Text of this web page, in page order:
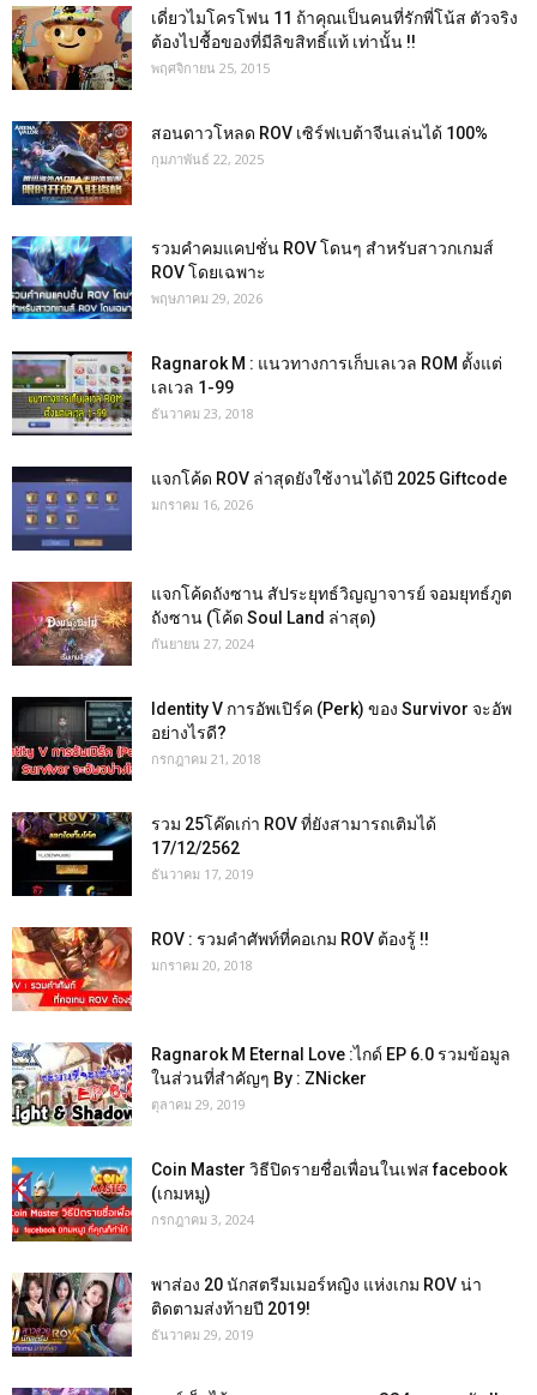
เดี่ยวไมโครโฟน 11 ถ้าคุณเป็นคนที่รักพี่โน้ส ตัวจริง
ต้องไปชื้อของที่มีลิขสิทธิ์แท้ เท่านั้น !!
พฤศจิกายน 25, 2015
สอนดาวโหลด ROV เซิร์ฟเบต้าจีนเล่นได้ 100%
กุมภาพันธ์ 22, 2025
รวมคำคมแคปชั่น ROV โดนๆ สำหรับสาวกเกมส์
ROV โดยเฉพาะ
พฤษภาคม 29, 2026
Ragnarok M : แนวทางการเก็บเลเวล ROM ตั้งแต่
เลเวล 1-99
ธันวาคม 23, 2018
แจกโค้ด ROV ล่าสุดยังใช้งานได้ปี 2025 Giftcode
มกราคม 16, 2026
แจกโค้ดถังซาน สัประยุทธ์วิญญาจารย์ จอมยุทธ์ภูต
ถังซาน (โค้ด Soul Land ล่าสุด)
กันยายน 27, 2024
Identity V การอัพเปิร์ค (Perk) ของ Survivor จะอัพ
อย่างไรดี?
กรกฎาคม 21, 2018
รวม 25โค๊ดเก่า ROV ที่ยังสามารถเติมได้
17/12/2562
ธันวาคม 17, 2019
ROV : รวมคำศัพท์ที่คอเกม ROV ต้องรู้ !!
มกราคม 20, 2018
Ragnarok M Eternal Love :ไกด์ EP 6.0 รวมข้อมูล
ในส่วนที่สำคัญๆ By : ZNicker
ตุลาคม 29, 2019
Coin Master วิธีปิดรายชื่อเพื่อนในเฟส facebook
(เกมหมู)
กรกฎาคม 3, 2024
พาส่อง 20 นักสตรีมเมอร์หญิง แห่งเกม ROV น่า
ติดตามส่งท้ายปี 2019!
ธันวาคม 29, 2019